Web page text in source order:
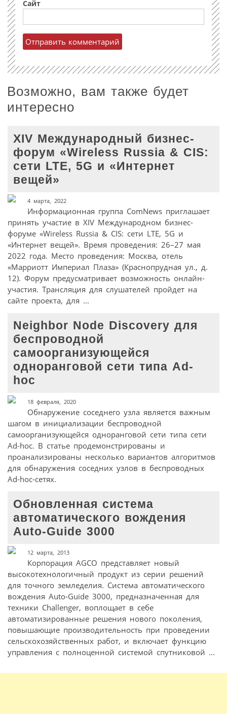
Сайт
Возможно, вам также будет
интересно
XIV Международный бизнес-
форум «Wireless Russia & CIS:
сети LTE, 5G и «Интернет
вещей»
4 марта, 2022
Информационная группа ComNews приглашает
принять участие в XIV Международном бизнес-
форуме «Wireless Russia & CIS: сети LTE, 5G и
«Интернет вещей». Время проведения: 26–27 мая
2022 года. Место проведения: Москва, отель
«Марриотт Империал Плаза» (Краснопрудная ул., д.
12). Форум предусматривает возможность онлайн-
участия. Трансляция для слушателей пройдет на
сайте проекта, для ...
Neighbor Node Discovery для
беспроводной
самоорганизующейся
одноранговой сети типа Ad-
hoc
18 февраля, 2020
Обнаружение соседнего узла является важным
шагом в инициализации беспроводной
самоорганизующейся одноранговой сети типа сети
Ad-hoc. В статье продемонстрированы и
проанализированы несколько вариантов алгоритмов
для обнаружения соседних узлов в беспроводных
Ad-hoc-сетях.
Обновленная система
автоматического вождения
Auto-Guide 3000
12 марта, 2013
Корпорация AGCO представляет новый
высокотехнологичный продукт из серии решений
для точного земледелия. Система автоматического
вождения Auto-Guide 3000, предназначенная для
техники Challenger, воплощает в себе
автоматизированные решения нового поколения,
повышающие производительность при проведении
сельскохозяйственных работ, и включает функцию
управления с полноценной системой спутниковой ...